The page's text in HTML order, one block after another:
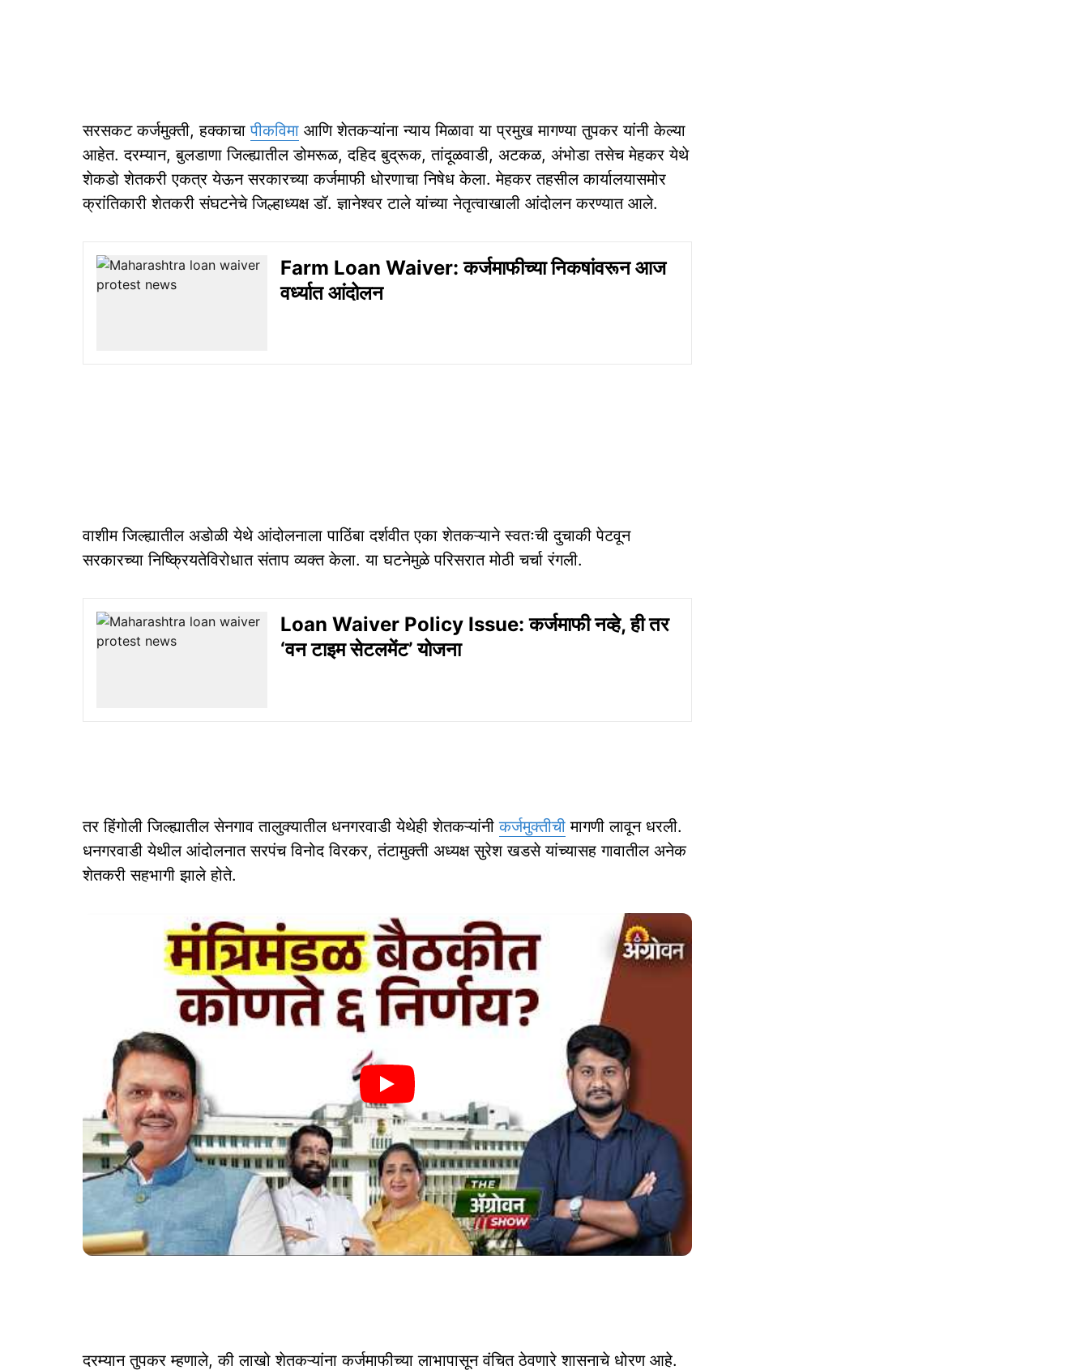
सरसकट कर्जमुक्ती, हक्काचापीकविमा आणि शेतकऱ्यांना न्याय मिळावा या प्रमुख मागण्या तुपकर यांनी केल्या
आहेत. दरम्यान, बुलडाणा जिल्ह्यातील डोमरूळ, दहिद बुद्रूक, तांदूळवाडी, अटकळ, अंभोडा तसेच मेहकर येथे
शेकडो शेतकरी एकत्र येऊन सरकारच्या कर्जमाफी धोरणाचा निषेध केला. मेहकर तहसील कार्यालयासमोर
क्रांतिकारी शेतकरी संघटनेचे जिल्हाध्यक्ष डॉ. ज्ञानेश्वर टाले यांच्या नेतृत्वाखाली आंदोलन करण्यात आले.
Farm Loan Waiver: कर्जमाफीच्या निकषांवरून आज
वर्ध्यात आंदोलन
वाशीम जिल्ह्यातील अडोळी येथे आंदोलनाला पाठिंबा दर्शवीत एका शेतकऱ्याने स्वतःची दुचाकी पेटवून
सरकारच्या निष्क्रियतेविरोधात संताप व्यक्त केला. या घटनेमुळे परिसरात मोठी चर्चा रंगली.
Loan Waiver Policy Issue: कर्जमाफी नव्हे, ही तर
‘वन टाइम सेटलमेंट’ योजना
तर हिंगोली जिल्ह्यातील सेनगाव तालुक्यातील धनगरवाडी येथेही शेतकऱ्यांनीकर्जमुक्तीची मागणी लावून धरली.
धनगरवाडी येथील आंदोलनात सरपंच विनोद विरकर, तंटामुक्ती अध्यक्ष सुरेश खडसे यांच्यासह गावातील अनेक
शेतकरी सहभागी झाले होते.
दरम्यान तुपकर म्हणाले, की लाखो शेतकऱ्यांना कर्जमाफीच्या लाभापासून वंचित ठेवणारे शासनाचे धोरण आहे.